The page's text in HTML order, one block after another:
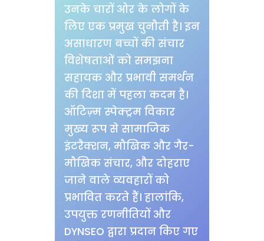
उनके चारों ओर के लोगों के
लिए एक प्रमुख चुनौती है। इन
असाधारण बच्चों की संचार
विशेषताओं को समझना
सहायक और प्रभावी समर्थन
की दिशा में पहला कदम है।
ऑटिज़्म स्पेक्ट्रम विकार
मुख्य रूप से सामाजिक
इंटरैक्शन, मौखिक और गैर-
मौखिक संचार, और दोहराए
जाने वाले व्यवहारों को
प्रभावित करते हैं। हालांकि,
उपयुक्त रणनीतियों और
DYNSEO द्वारा प्रदान किए गए